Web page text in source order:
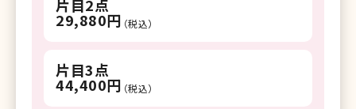
片目2点
29,880円 （税込）
片目3点
44,400円 （税込）